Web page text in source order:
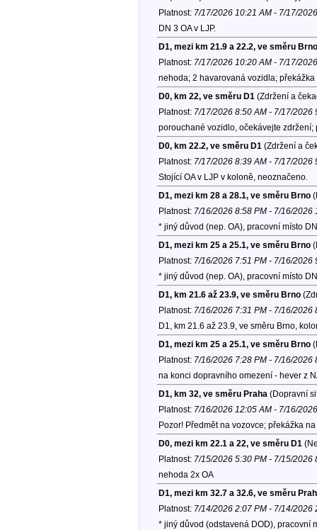
Platnost: 7/17/2026 10:21 AM - 7/17/
DN 3 OA v LJP.
D1, mezi km 21.9 a 22.2, ve směru Brno
Platnost: 7/17/2026 10:20 AM - 7/17/
nehoda; 2 havarovaná vozidla;
D0, km 22, ve směru D1 (Zdržení a
Platnost: 7/17/2026 8:50 AM - 7/17/2026
porouchané vozidlo, očekávejte
D0, km 22.2, ve směru D1 (Zdržení a
Platnost: 7/17/2026 8:39 AM - 7/17/2026
Stojící OA v LJP v koloně, neoznačeno.
D1, mezi km 28 a 28.1, ve směru Brno
Platnost: 7/16/2026 8:58 PM - 7/16/2026
* jiný důvod (nep. OA), pracovní místo
D1, mezi km 25 a 25.1, ve směru Brno
Platnost: 7/16/2026 7:51 PM - 7/16/2026
* jiný důvod (nep. OA), pracovní místo
D1, km 21.6 až 23.9, ve směru Brno
Platnost: 7/16/2026 7:31 PM - 7/16/2026
D1, km 21.6 až 23.9, ve směru Brno,
D1, mezi km 25 a 25.1, ve směru Brno
Platnost: 7/16/2026 7:28 PM - 7/16/2026
na konci dopravního omezení - hever z
D1, km 32, ve směru Praha (Dopravní
Platnost: 7/16/2026 12:05 AM - 7/16/
Pozor! Předmět na vozovce; překážka
D0, mezi km 22.1 a 22, ve směru D1
Platnost: 7/15/2026 5:30 PM - 7/15/2026
nehoda 2x OA
D1, mezi km 32.7 a 32.6, ve směru
Platnost: 7/14/2026 2:07 PM - 7/14/2026
* jiný důvod (odstavená DOD), pracovní